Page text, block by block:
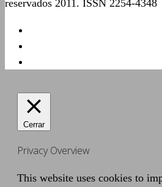
reservados 2011. ISSN 2254-4348
Cerrar
Privacy Overview
This website uses cookies to